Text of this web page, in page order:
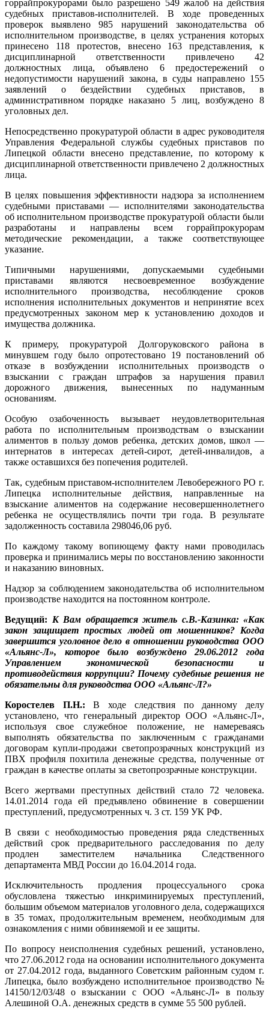
горрайпрокурорами было разрешено 549 жалоб на действия
судебных приставов-исполнителей. В ходе проведенных
проверок выявлено 985 нарушений законодательства об
исполнительном производстве, в целях устранения которых
принесено 118 протестов, внесено 163 представления, к
дисциплинарной ответственности привлечено 42
должностных лица, объявлено 6 предостережений о
недопустимости нарушений закона, в суды направлено 155
заявлений о бездействии судебных приставов, в
административном порядке наказано 5 лиц, возбуждено 8
уголовных дел.
Непосредственно прокуратурой области в адрес руководителя
Управления Федеральной службы судебных приставов по
Липецкой области внесено представление, по которому к
дисциплинарной ответственности привлечено 2 должностных
лица.
В целях повышения эффективности надзора за исполнением
судебными приставами — исполнителями законодательства
об исполнительном производстве прокуратурой области были
разработаны и направлены всем горрайпрокурорам
методические рекомендации, а также соответствующее
указание.
Типичными нарушениями, допускаемыми судебными
приставами являются несвоевременное возбуждение
исполнительного производства, несоблюдение сроков
исполнения исполнительных документов и непринятие всех
предусмотренных законом мер к установлению доходов и
имущества должника.
К примеру, прокуратурой Долгоруковского района в
минувшем году было опротестовано 19 постановлений об
отказе в возбуждении исполнительных производств о
взыскании с граждан штрафов за нарушения правил
дорожного движения, вынесенных по надуманным
основаниям.
Особую озабоченность вызывает неудовлетворительная
работа по исполнительным производствам о взыскании
алиментов в пользу домов ребенка, детских домов, школ —
интернатов в интересах детей-сирот, детей-инвалидов, а
также оставшихся без попечения родителей.
Так, судебным приставом-исполнителем Левобережного РО г.
Липецка исполнительные действия, направленные на
взыскание алиментов на содержание несовершеннолетнего
ребенка не осуществлялись почти три года. В результате
задолженность составила 298046,06 руб.
По каждому такому вопиющему факту нами проводилась
проверка и принимались меры по восстановлению законности
и наказанию виновных.
Надзор за соблюдением законодательства об исполнительном
производстве находится на постоянном контроле.
Ведущий: К Вам обращается житель с.В.-Казинка: «Как
закон защищает простых людей от мошенников? Когда
завершится уголовное дело в отношении руководства ООО
«Альянс-Л», которое было возбуждено 29.06.2012 года
Управлением экономической безопасности и
противодействия коррупции? Почему судебные решения не
обязательны для руководства ООО «Альянс-Л?»
Коростелев П.Н.: В ходе следствия по данному делу
установлено, что генеральный директор ООО «Альянс-Л»,
используя свое служебное положение, не намереваясь
выполнять обязательства по заключенным с гражданами
договорам купли-продажи светопрозрачных конструкций из
ПВХ профиля похитила денежные средства, полученные от
граждан в качестве оплаты за светопрозрачные конструкции.
Всего жертвами преступных действий стало 72 человека.
14.01.2014 года ей предъявлено обвинение в совершении
преступлений, предусмотренных ч. 3 ст. 159 УК РФ.
В связи с необходимостью проведения ряда следственных
действий срок предварительного расследования по делу
продлен заместителем начальника Следственного
департамента МВД России до 16.04.2014 года.
Исключительность продления процессуального срока
обусловлена тяжестью инкриминируемых преступлений,
большим объемом материалов уголовного дела, содержащихся
в 35 томах, продолжительным временем, необходимым для
ознакомления с ними обвиняемой и ее защиты.
По вопросу неисполнения судебных решений, установлено,
что 27.06.2012 года на основании исполнительного документа
от 27.04.2012 года, выданного Советским районным судом г.
Липецка, было возбуждено исполнительное производство №
14150/12/03/48 о взыскании с ООО «Альянс-Л» в пользу
Алешиной О.А. денежных средств в сумме 55 500 рублей.